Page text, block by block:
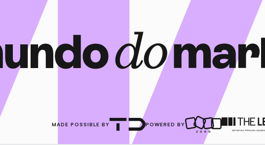
MADE POSSIBLE BY POWERED BY